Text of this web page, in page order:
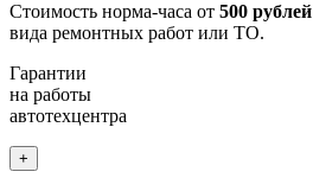
Стоимость норма-часа от 500 рублей
вида ремонтных работ или ТО.
Гарантии
на работы
автотехцентра
+